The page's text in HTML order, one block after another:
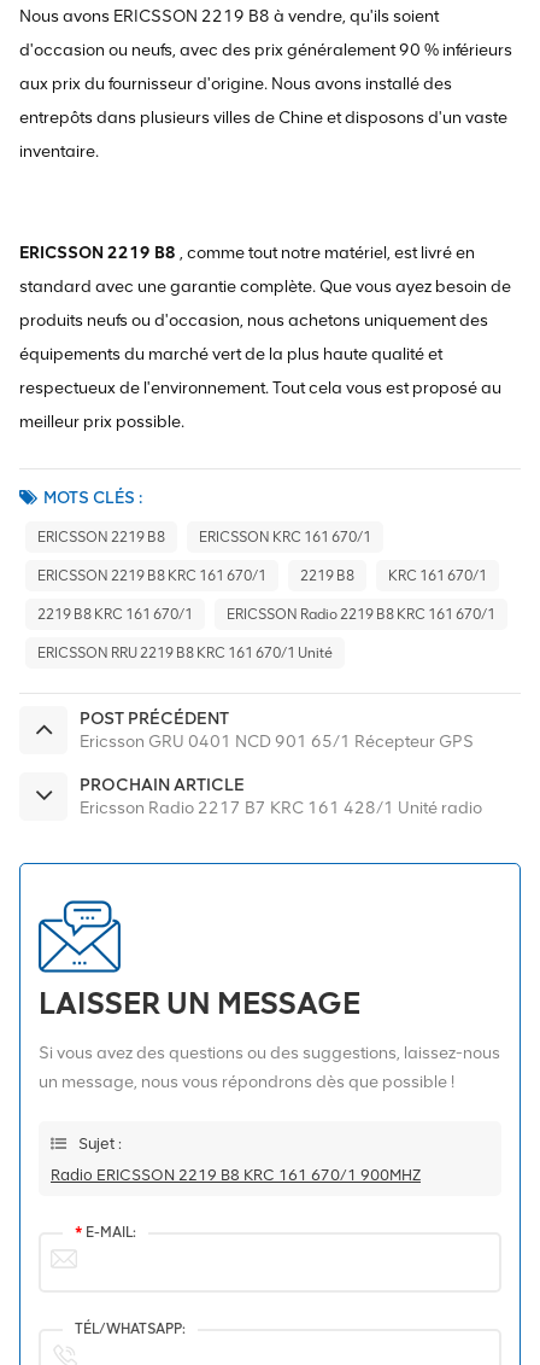
Nous avons ERICSSON 2219 B8 à vendre, qu'ils soient
d'occasion ou neufs, avec des prix généralement 90 % inférieurs
aux prix du fournisseur d'origine. Nous avons installé des
entrepôts dans plusieurs villes de Chine et disposons d'un vaste
inventaire.
ERICSSON 2219 B8 , comme tout notre matériel, est livré en
standard avec une garantie complète. Que vous ayez besoin de
produits neufs ou d'occasion, nous achetons uniquement des
équipements du marché vert de la plus haute qualité et
respectueux de l'environnement. Tout cela vous est proposé au
meilleur prix possible.
MOTS CLÉS :
ERICSSON 2219 B8 ERICSSON KRC 161 670/1
ERICSSON 2219 B8 KRC 161 670/1 2219 B8 KRC 161 670/1
2219 B8 KRC 161 670/1 ERICSSON Radio 2219 B8 KRC 161 670/1
ERICSSON RRU 2219 B8 KRC 161 670/1 Unité
POST PRÉCÉDENT
Ericsson GRU 0401 NCD 901 65/1 Récepteur GPS
PROCHAIN ARTICLE
Ericsson Radio 2217 B7 KRC 161 428/1 Unité radio
LAISSER UN MESSAGE
Si vous avez des questions ou des suggestions, laissez-nous
un message, nous vous répondrons dès que possible !
Sujet :
Radio ERICSSON 2219 B8 KRC 161 670/1 900MHZ
* E-MAIL:
TÉL/WHATSAPP: